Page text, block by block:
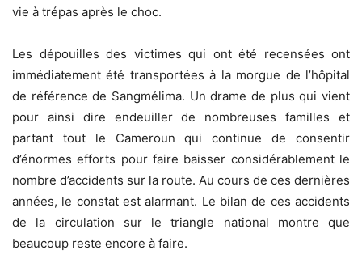
vie à trépas après le choc.
Les dépouilles des victimes qui ont été recensées ont
immédiatement été transportées à la morgue de l’hôpital
de référence de Sangmélima. Un drame de plus qui vient
pour ainsi dire endeuiller de nombreuses familles et
partant tout le Cameroun qui continue de consentir
d’énormes efforts pour faire baisser considérablement le
nombre d’accidents sur la route. Au cours de ces dernières
années, le constat est alarmant. Le bilan de ces accidents
de la circulation sur le triangle national montre que
beaucoup reste encore à faire.